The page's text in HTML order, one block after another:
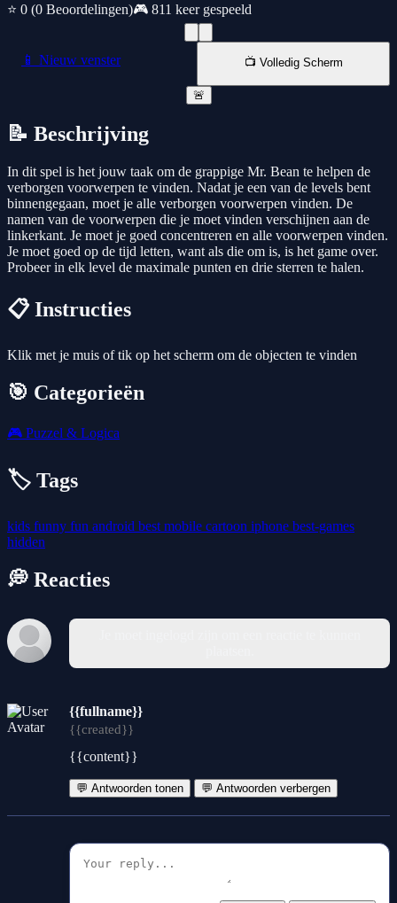
⭐ 0 (0 Beoordelingen)🎮 811 keer gespeeld
📱 Nieuw venster 📺 Volledig Scherm
🚨
📝 Beschrijving
In dit spel is het jouw taak om de grappige Mr. Bean te helpen de
verborgen voorwerpen te vinden. Nadat je een van de levels bent
binnengegaan, moet je alle verborgen voorwerpen vinden. De
namen van de voorwerpen die je moet vinden verschijnen aan de
linkerkant. Je moet je goed concentreren en alle voorwerpen vinden.
Je moet goed op de tijd letten, want als die om is, is het game over.
Probeer in elk level de maximale punten en drie sterren te halen.
📋 Instructies
Klik met je muis of tik op het scherm om de objecten te vinden
🎯 Categorieën
🎮 Puzzel & Logica
🏷️ Tags
kids funny fun android best mobile cartoon iphone best-games
hidden
💭 Reacties
{{fullname}}
{{created}}
{{content}}
💬 Antwoorden tonen 💬 Antwoorden verbergen